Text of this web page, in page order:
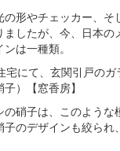
形やチェッカー、そ
したが、今、日本の
は一種類。
硝子は、このような
のデザインも絞られ